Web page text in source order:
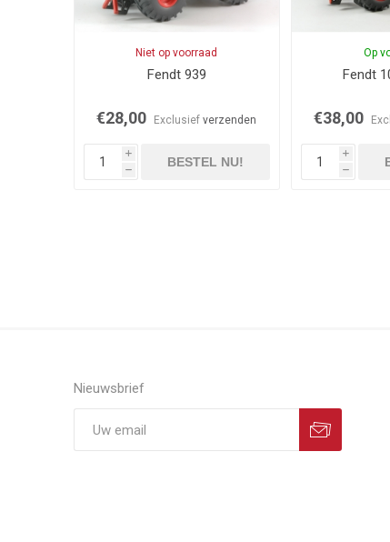
Niet op voorraad
Fendt 939
€28,00 Exclusiefverzenden
i
h
BESTEL NU!
Op
Fendt
€38,00
i
h
Nieuwsbrief